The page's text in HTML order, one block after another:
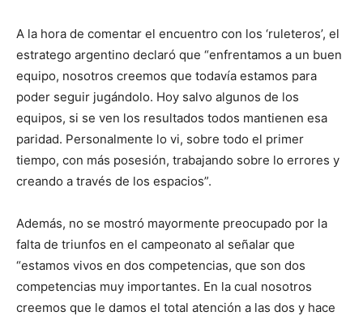
A la hora de comentar el encuentro con los ‘ruleteros’, el
estratego argentino declaró que “enfrentamos a un buen
equipo, nosotros creemos que todavía estamos para
poder seguir jugándolo. Hoy salvo algunos de los
equipos, si se ven los resultados todos mantienen esa
paridad. Personalmente lo vi, sobre todo el primer
tiempo, con más posesión, trabajando sobre lo errores y
creando a través de los espacios”.
Además, no se mostró mayormente preocupado por la
falta de triunfos en el campeonato al señalar que
“estamos vivos en dos competencias, que son dos
competencias muy importantes. En la cual nosotros
creemos que le damos el total atención a las dos y hace